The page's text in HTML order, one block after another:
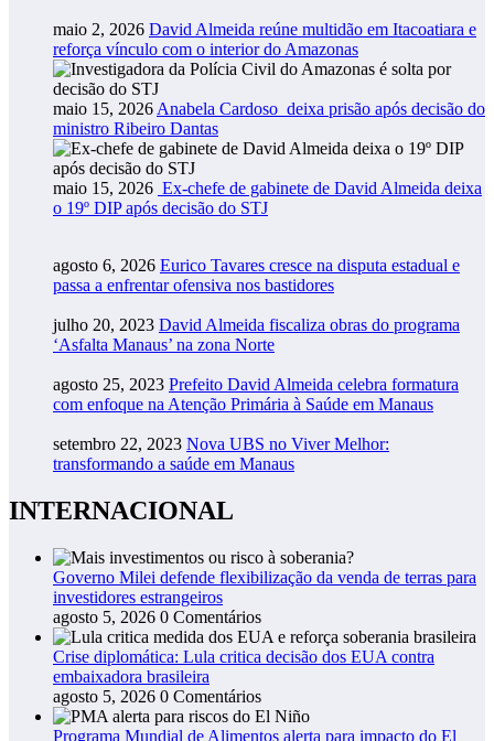
maio 2, 2026 David Almeida reúne multidão em Itacoatiara e
reforça vínculo com o interior do Amazonas
maio 15, 2026 Anabela Cardoso deixa prisão após decisão do
ministro Ribeiro Dantas
maio 15, 2026 Ex-chefe de gabinete de David Almeida deixa
o 19º DIP após decisão do STJ
agosto 6, 2026 Eurico Tavares cresce na disputa estadual e
passa a enfrentar ofensiva nos bastidores
julho 20, 2023 David Almeida fiscaliza obras do programa
‘Asfalta Manaus’ na zona Norte
agosto 25, 2023 Prefeito David Almeida celebra formatura
com enfoque na Atenção Primária à Saúde em Manaus
setembro 22, 2023 Nova UBS no Viver Melhor:
transformando a saúde em Manaus
INTERNACIONAL
Governo Milei defende flexibilização da venda de terras para
investidores estrangeiros
agosto 5, 2026 0 Comentários
Crise diplomática: Lula critica decisão dos EUA contra
embaixadora brasileira
agosto 5, 2026 0 Comentários
Programa Mundial de Alimentos alerta para impacto do El